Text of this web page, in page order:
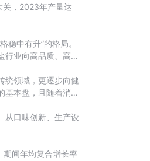
关，2023年产量达
中有升”的格局。
业向高品质、高附
统领域，更逐步向健
基本盘，且随着消费
从口味创新、生产设
间年均复合增长率